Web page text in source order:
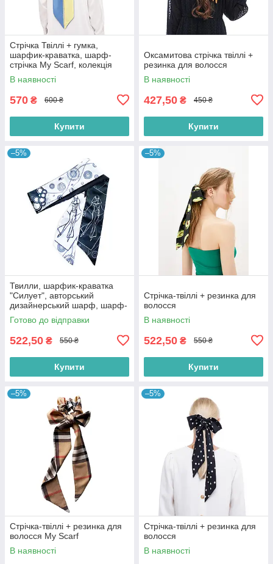
Стрічка Твіллі + гумка,
шарфик-краватка, шарф-
стрічка My Scarf, колекція
Україна
В наявності
570 ₴ 600 ₴
Купити
Оксамитова стрічка твіллі +
резинка для волосся
В наявності
427,50 ₴ 450 ₴
Купити
–5%
Твилли, шарфик-краватка
"Силует", авторський
дизайнерський шарф, шарф-
стрічка My Scarf
Готово до відправки
522,50 ₴ 550 ₴
Купити
–5%
Стрічка-твіллі + резинка для
волосся
В наявності
522,50 ₴ 550 ₴
Купити
–5%
Стрічка-твіллі + резинка для
волосся My Scarf
В наявності
–5%
Стрічка-твіллі + резинка для
волосся
В наявності